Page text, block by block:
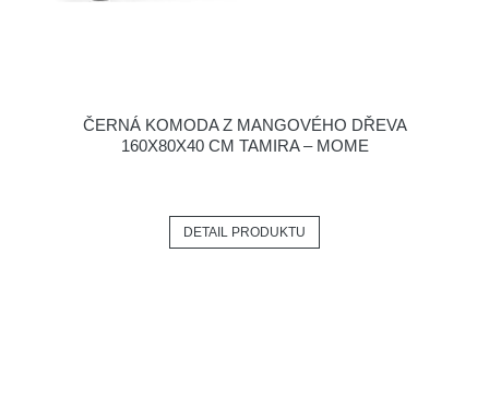
ČERNÁ KOMODA Z MANGOVÉHO DŘEVA
160X80X40 CM TAMIRA – MOME
DETAIL PRODUKTU